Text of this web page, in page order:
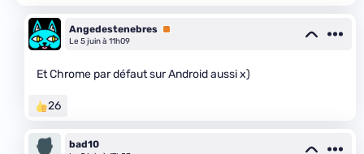
Angedestenebres Premium
Le 5 juin à 11h09
Et Chrome par défaut sur Android aussi x)
26
bad10